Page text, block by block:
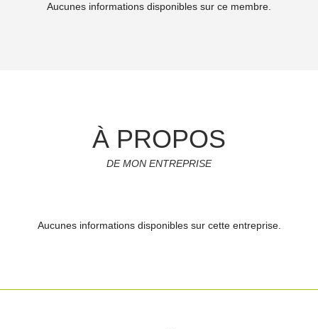
Aucunes informations disponibles sur ce membre.
À PROPOS
DE MON ENTREPRISE
Aucunes informations disponibles sur cette entreprise.